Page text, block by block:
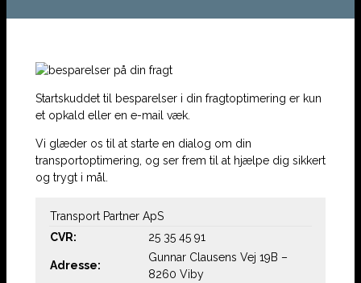
Startskuddet til besparelser i din fragtoptimering er kun
et opkald eller en e-mail væk.
Vi glæder os til at starte en dialog om din
transportoptimering, og ser frem til at hjælpe dig sikkert
og trygt i mål.
Transport Partner ApS
CVR:
25 35 45 91
Adresse:
Gunnar Clausens Vej 19B –
8260 Viby